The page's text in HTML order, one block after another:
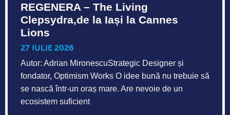
REGENERA – The Living
Clepsydra,de la Iași la Cannes
Lions
27 IULIE 2026
Autor: Adrian MironescuStrategic Designer și
fondator, Optimism Works O idee bună nu trebuie să
se nască într-un oraș mare. Are nevoie de un
ecosistem suficient